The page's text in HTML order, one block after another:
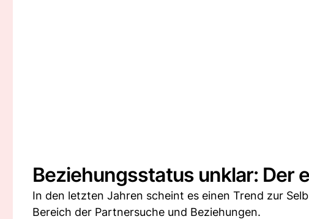
Beziehungsstatus unklar: Der
In den letzten Jahren scheint es einen Trend zur
Bereich der Partnersuche und Beziehungen.